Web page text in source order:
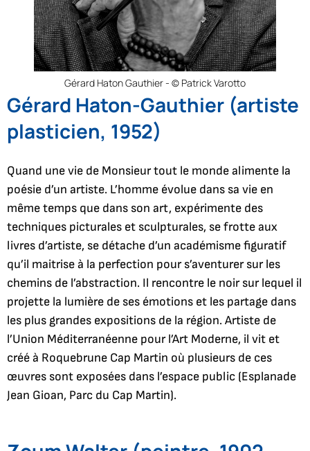
Gérard Haton Gauthier - © Patrick Varotto
Gérard Haton-Gauthier (artiste
plasticien, 1952)
Quand une vie de Monsieur tout le monde alimente la
poésie d’un artiste. L’homme évolue dans sa vie en
même temps que dans son art, expérimente des
techniques picturales et sculpturales, se frotte aux
livres d’artiste, se détache d’un académisme figuratif
qu’il maitrise à la perfection pour s’aventurer sur les
chemins de l’abstraction. Il rencontre le noir sur lequel il
projette la lumière de ses émotions et les partage dans
les plus grandes expositions de la région. Artiste de
l’Union Méditerranéenne pour l’Art Moderne, il vit et
créé à Roquebrune Cap Martin où plusieurs de ces
œuvres sont exposées dans l’espace public (Esplanade
Jean Gioan, Parc du Cap Martin).